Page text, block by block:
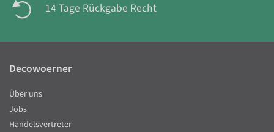
14 Tage Rückgabe Recht
Decowoerner
Über uns
Jobs
Handelsvertreter